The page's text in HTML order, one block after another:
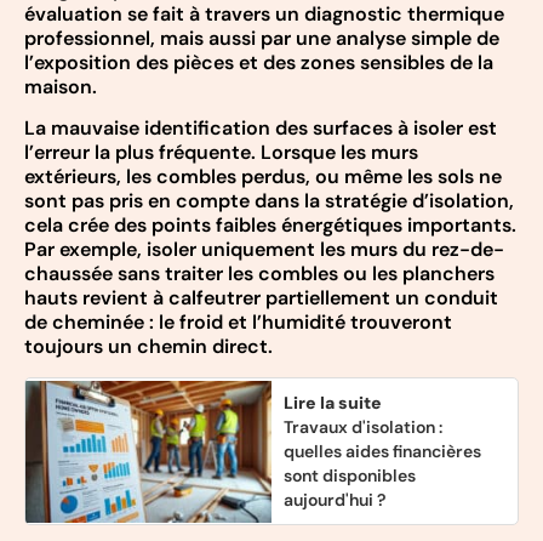
évaluation se fait à travers un diagnostic thermique
professionnel, mais aussi par une analyse simple de
l’exposition des pièces et des zones sensibles de la
maison.
La mauvaise identification des surfaces à isoler est
l’erreur la plus fréquente. Lorsque les murs
extérieurs, les combles perdus, ou même les sols ne
sont pas pris en compte dans la stratégie d’isolation,
cela crée des points faibles énergétiques importants.
Par exemple, isoler uniquement les murs du rez-de-
chaussée sans traiter les combles ou les planchers
hauts revient à calfeutrer partiellement un conduit
de cheminée : le froid et l’humidité trouveront
toujours un chemin direct.
Lire la suite
Travaux d'isolation :
quelles aides financières
sont disponibles
aujourd'hui ?